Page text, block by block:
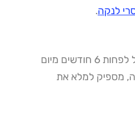
לנקה.
צירוף דרכון בתוקף לתקופה של לפחות 6 חודשים מיום
מספיק למלא את